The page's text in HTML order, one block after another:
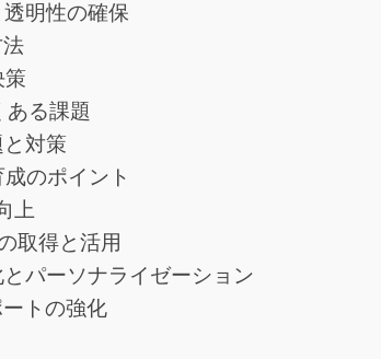
明性の確保
策
る課題
対策
のポイント
上
取得と活用
パーソナライゼーション
トの強化